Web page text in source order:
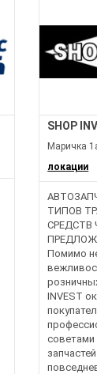
SHOP
Маричка
локации
ТИПОВ
СРЕДСТВ
Помимо
INVEST